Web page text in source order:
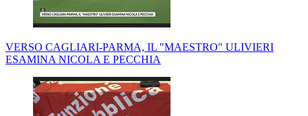
VERSO CAGLIARI-PARMA, IL "MAESTRO" ULIVIERI
ESAMINA NICOLA E PECCHIA